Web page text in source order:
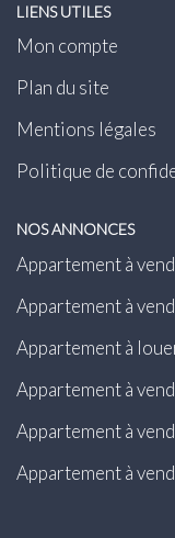
LIENS UTILES
Mon compte
Plan du site
Mentions légales
Politique de
NOS ANNONCES
Appartement à
Appartement à
Appartement à
Appartement à
Appartement à
Appartement à